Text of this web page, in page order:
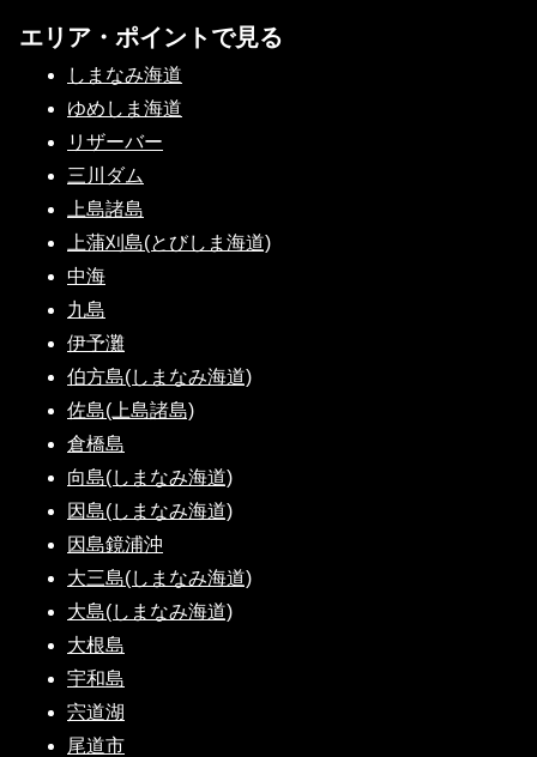
エリア・ポイントで見る
しまなみ海道
ゆめしま海道
リザーバー
三川ダム
上島諸島
上蒲刈島(とびしま海道)
中海
九島
伊予灘
伯方島(しまなみ海道)
佐島(上島諸島)
倉橋島
向島(しまなみ海道)
因島(しまなみ海道)
因島鏡浦沖
大三島(しまなみ海道)
大島(しまなみ海道)
大根島
宇和島
宍道湖
尾道市